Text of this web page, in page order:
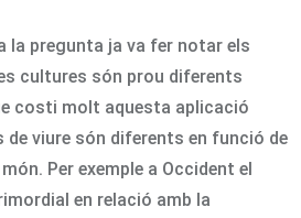
la pregunta ja va fer notar els
cultures són prou diferents
costi molt aquesta aplicació
de viure són diferents en funció de
Per exemple a Occident el
en relació amb la